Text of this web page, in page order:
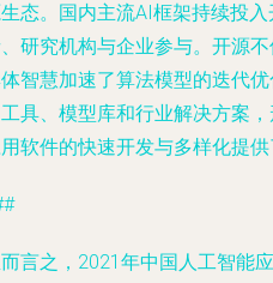
态。国内主流AI框架持续投
研究机构与企业参与。开源
智慧加速了算法模型的迭代
具、模型库和行业解决方案
软件的快速开发与多样化提供
言之，2021年中国人工智能